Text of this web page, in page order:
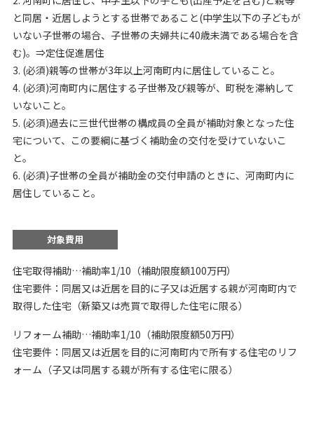
と同居・近居しようとする世帯であること(中学生以下の子どもが
いない子世帯の場合、子世帯の夫婦共に40歳未満である場合を含
む)。⇒定住促進居住
3. (必須)親等の世帯が3年以上河南町内に居住していること。
4. (必須)河南町内に居住する子世帯及び親等が、町税を滞納して
いないこと。
5. (必須)過去に三世代世帯の構成員の全員が補助対象となった住
宅について、この要綱に基づく補助金の交付を受けていないこ
と。
6. (必須)子世帯の全員が補助金の交付申請のときに、河南町内に
居住していること。
対象費用
住宅取得補助…補助率1/10（補助限度額100万円）
住宅要件：同居又は近居を目的に子又は近居する親が河南町内で
取得した住宅（新築又は売買で取得した住宅に限る）
リフォーム補助…補助率1/10（補助限度額50万円）
住宅要件：同居又は近居を目的に河南町内で所有する住宅のリフ
ォーム（子又は同居する親が所有する住宅に限る）